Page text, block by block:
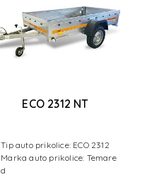
ECO 2312 NT
Tip auto prikolice: ECO 2312
Marka auto prikolice: Temare
d